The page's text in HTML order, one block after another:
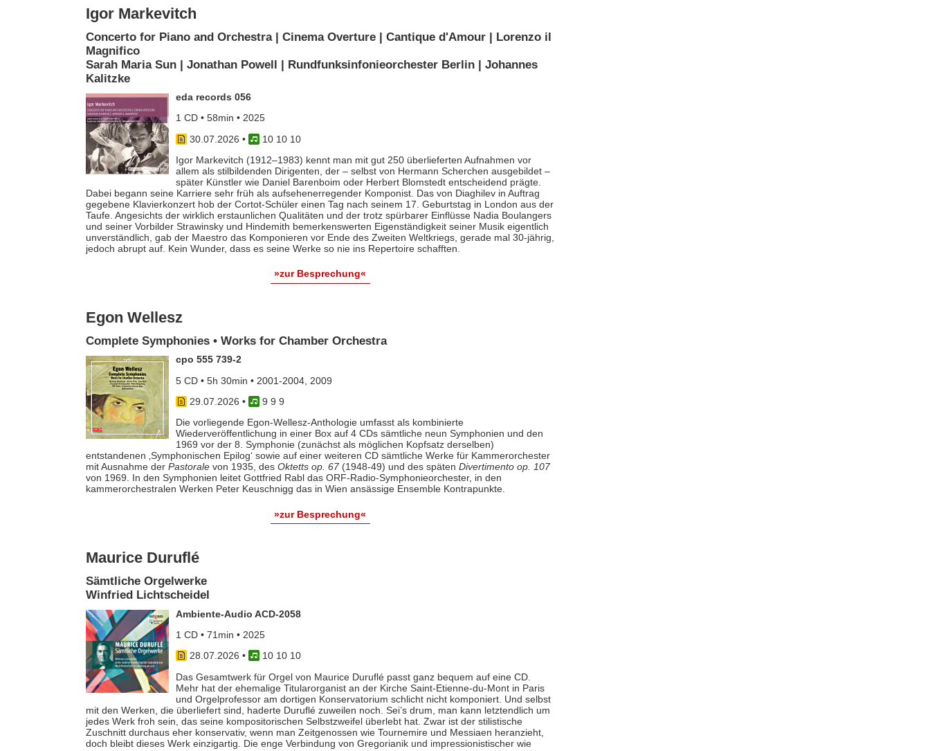
Igor Markevitch
Concerto for Piano and Orchestra | Cinema Overture | Cantique d'Amour | Lorenzo il
Magnifico
Sarah Maria Sun | Jonathan Powell | Rundfunksinfonieorchester Berlin | Johannes
Kalitzke
eda records 056
1 CD • 58min • 2025
30.07.2026 •
10 10 10
Igor Markevitch (1912–1983) kennt man mit gut 250 überlieferten Aufnahmen vor
allem als stilbildenden Dirigenten, der – selbst von Hermann Scherchen ausgebildet –
später Künstler wie Daniel Barenboim oder Herbert Blomstedt entscheidend prägte.
Dabei begann seine Karriere sehr früh als aufsehenerregender Komponist. Das von Diaghilev in Auftrag
gegebene Klavierkonzert hob der Cortot-Schüler einen Tag nach seinem 17. Geburtstag in London aus der
Taufe. Angesichts der wirklich erstaunlichen Qualitäten und der trotz spürbarer Einflüsse Nadia Boulangers
und seiner Vorbilder Strawinsky und Hindemith bemerkenswerten Eigenständigkeit seiner Musik eigentlich
unverständlich, gab der Maestro das Komponieren vor Ende des Zweiten Weltkriegs, gerade mal 30-jährig,
jedoch abrupt auf. Kein Wunder, dass es seine Werke so nie ins Repertoire schafften.
»zur Besprechung«
Egon Wellesz
Complete Symphonies • Works for Chamber Orchestra
cpo 555 739-2
5 CD • 5h 30min • 2001-2004, 2009
29.07.2026 •
9 9 9
Die vorliegende Egon-Wellesz-Anthologie umfasst als kombinierte
Wiederveröffentlichung in einer Box auf 4 CDs sämtliche neun Symphonien und den
1969 vor der 8. Symphonie (zunächst als möglichen Kopfsatz derselben)
entstandenen ‚Symphonischen Epilog‘ sowie auf einer weiteren CD sämtliche Werke für Kammerorchester
mit Ausnahme der Pastoralevon 1935, des Oktetts op. 67(1948-49) und des späten Divertimento op. 107
von 1969. In den Symphonien leitet Gottfried Rabl das ORF-Radio-Symphonieorchester, in den
kammerorchestralen Werken Peter Keuschnigg das in Wien ansässige Ensemble Kontrapunkte.
»zur Besprechung«
Maurice Duruflé
Sämtliche Orgelwerke
Winfried Lichtscheidel
Ambiente-Audio ACD-2058
1 CD • 71min • 2025
28.07.2026 •
10 10 10
Das Gesamtwerk für Orgel von Maurice Duruflé passt ganz bequem auf eine CD.
Mehr hat der ehemalige Titularorganist an der Kirche Saint-Etienne-du-Mont in Paris
und Orgelprofessor am dortigen Konservatorium schlicht nicht komponiert. Und selbst
mit den Werken, die überliefert sind, haderte Duruflé zuweilen noch. Sei’s drum, man kann letztendlich um
jedes Werk froh sein, das seine kompositorischen Selbstzweifel überlebt hat. Zwar ist der stilistische
Zuschnitt durchaus eher konservativ, wenn man Zeitgenossen wie Tournemire und Messiaen heranzieht,
doch bleibt dieses Werk einzigartig. Die enge Verbindung von Gregorianik und impressionistischer wie